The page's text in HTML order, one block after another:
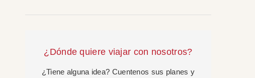
¿Dónde quiere viajar con nosotros?
¿Tiene alguna idea? Cuentenos sus planes y